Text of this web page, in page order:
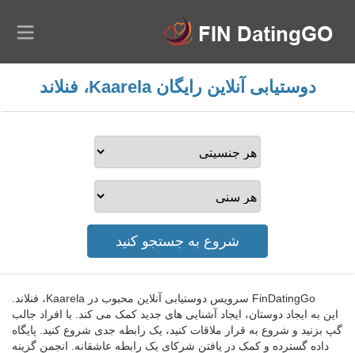
دوستیابی آنلاین رایگان Kaarela، فنلاند
FinDatingGo سرویس دوستیابی آنلاین محبوب در Kaarela، فنلاند.
این به ایجاد دوستان، ایجاد آشنایی های جدید کمک می کند. با افراد جالب
گپ بزنید و شروع به قرار ملاقات کنید، یک رابطه جدی شروع کنید. پایگاه
داده گسترده و کمک در یافتن شرکای یک رابطه عاشقانه. انجمن گزینه